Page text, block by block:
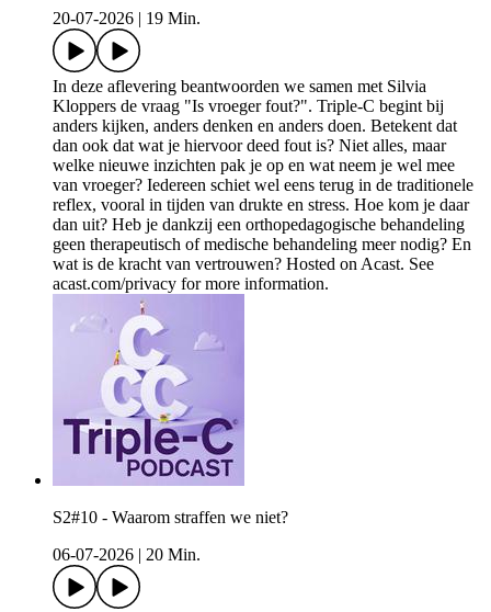
20-07-2026
19 Min.
In deze aflevering beantwoorden we samen met Silvia
Kloppers de vraag "Is vroeger fout?". Triple-C begint bij
anders kijken, anders denken en anders doen. Betekent dat
dan ook dat wat je hiervoor deed fout is? Niet alles, maar
welke nieuwe inzichten pak je op en wat neem je wel mee
van vroeger? Iedereen schiet wel eens terug in de traditionele
reflex, vooral in tijden van drukte en stress. Hoe kom je daar
dan uit? Heb je dankzij een orthopedagogische behandeling
geen therapeutisch of medische behandeling meer nodig? En
wat is de kracht van vertrouwen? Hosted on Acast. See
acast.com/privacy for more information.
S2#10 - Waarom straffen we niet?
06-07-2026
20 Min.